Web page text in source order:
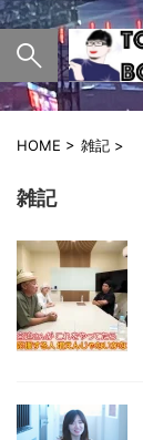
HOME > 雑記 >
雑記